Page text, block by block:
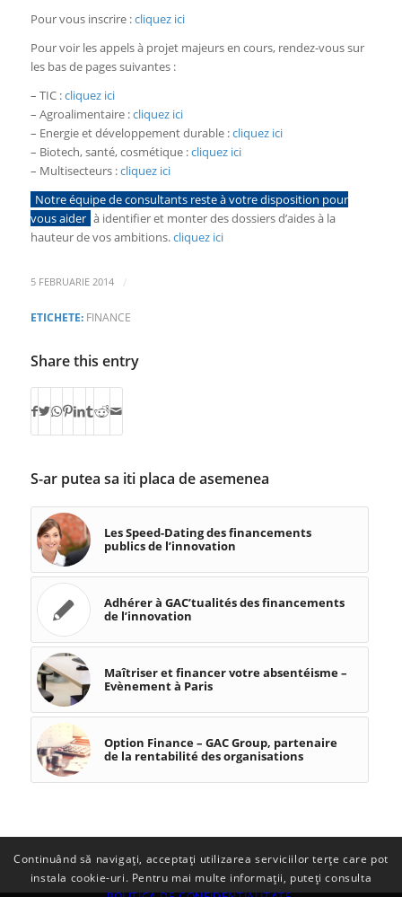
Pour vous inscrire :cliquez ici
Pour voir les appels à projet majeurs en cours, rendez-vous sur
les bas de pages suivantes :
– TIC :cliquez ici
– Agroalimentaire :cliquez ici
– Energie et développement durable :cliquez ici
– Biotech, santé, cosmétique :cliquez ici
– Multisecteurs :cliquez ici
Notre équipe de consultants reste à votre disposition pour
vous aider à identifier et monter des dossiers d’aides à la
hauteur de vos ambitions.cliquez ici
5 FEBRUARIE 2014 /
ETICHETE: FINANCE
Share this entry
S-ar putea sa iti placa de asemenea
Les Speed-Dating des financements
publics de l’innovation
Adhérer à GAC’tualités des financements
de l’innovation
Maîtriser et financer votre absentéisme –
Evènement à Paris
Option Finance – GAC Group, partenaire
de la rentabilité des organisations
Continuând să navigați, acceptați utilizarea serviciilor terțe care pot
instala cookie-uri. Pentru mai multe informații, puteți consulta